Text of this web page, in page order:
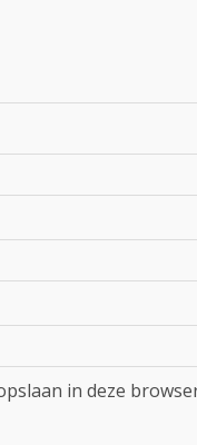
in deze